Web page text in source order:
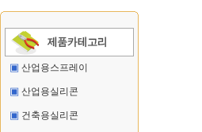
▣ 산업용스프레이
▣ 산업용실리콘
▣ 건축용실리콘